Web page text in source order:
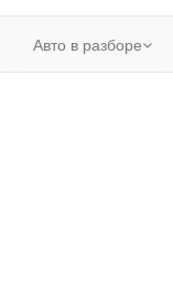
Авто в разборе